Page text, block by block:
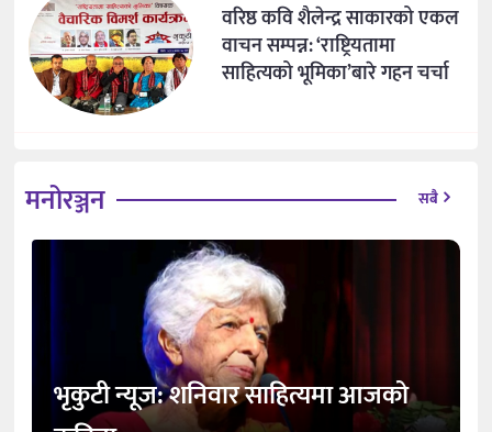
वरिष्ठ कवि शैलेन्द्र साकारको एकल
वाचन सम्पन्न: ‘राष्ट्रियतामा
साहित्यको भूमिका’बारे गहन चर्चा
मनोरञ्जन सबै
भृकुटी न्यूज: शनिवार साहित्यमा आजको